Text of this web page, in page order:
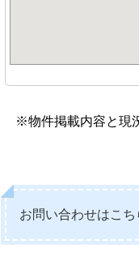
※物件掲載内容と現
お問い合わせはこち